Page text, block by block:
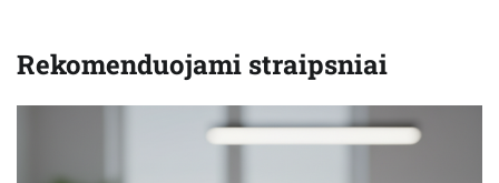
Rekomenduojami straipsniai